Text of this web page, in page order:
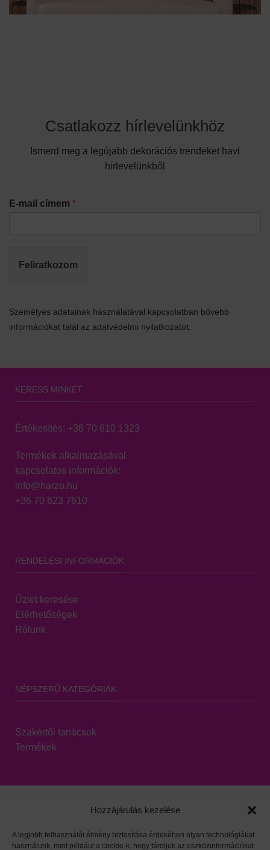
Hozzájárulás kezelése
A legjobb felhasználói élmény biztosítása érdekében olyan technológiákat
használunk, mint például a cookie-k, hogy tároljuk az eszközinformációkat
Csatlakozz hírlevelünkhöz
Ismerd meg a legújabb dekorációs trendeket havi
hírlevelünkből
E-mail címem *
Feliratkozom
Személyes adatainak használatával kapcsolatban bővebb
információkat talál az adatvédelmi nyilatkozatot.
KERESS MINKET
Értékesítés: +36 70 610 1323
Termékek alkalmazásával
kapcsolatos információk:
info@harzo.hu
+36 70 623 7610
RENDELÉSI INFORMÁCIÓK
Üzlet keresése
Elérhetőségek
Rólunk
NÉPSZERŰ KATEGÓRIÁK
Szakértői tanácsok
Termékek